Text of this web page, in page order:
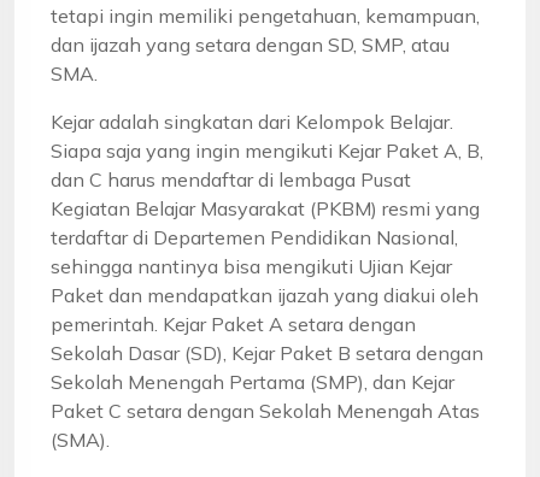
tetapi ingin memiliki pengetahuan, kemampuan,
dan ijazah yang setara dengan SD, SMP, atau
SMA.
Kejar adalah singkatan dari Kelompok Belajar.
Siapa saja yang ingin mengikuti Kejar Paket A, B,
dan C harus mendaftar di lembaga Pusat
Kegiatan Belajar Masyarakat (PKBM) resmi yang
terdaftar di Departemen Pendidikan Nasional,
sehingga nantinya bisa mengikuti Ujian Kejar
Paket dan mendapatkan ijazah yang diakui oleh
pemerintah. Kejar Paket A setara dengan
Sekolah Dasar (SD), Kejar Paket B setara dengan
Sekolah Menengah Pertama (SMP), dan Kejar
Paket C setara dengan Sekolah Menengah Atas
(SMA).